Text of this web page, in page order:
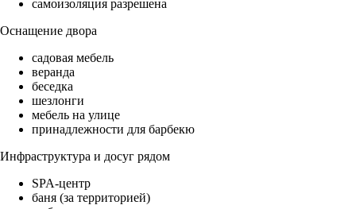
самоизоляция разрешена
Оснащение двора
садовая мебель
веранда
беседка
шезлонги
мебель на улице
принадлежности для барбекю
Инфраструктура и досуг рядом
SPA-центр
баня (за территорией)